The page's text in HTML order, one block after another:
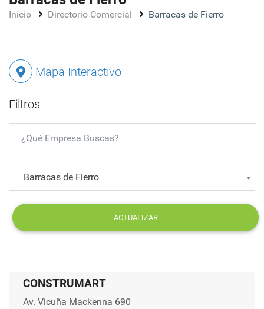
Inicio Directorio Comercial Barracas de Fierro
Mapa Interactivo
Filtros
Barracas de Fierro
ACTUALIZAR
CONSTRUMART
Av. Vicuña Mackenna 690